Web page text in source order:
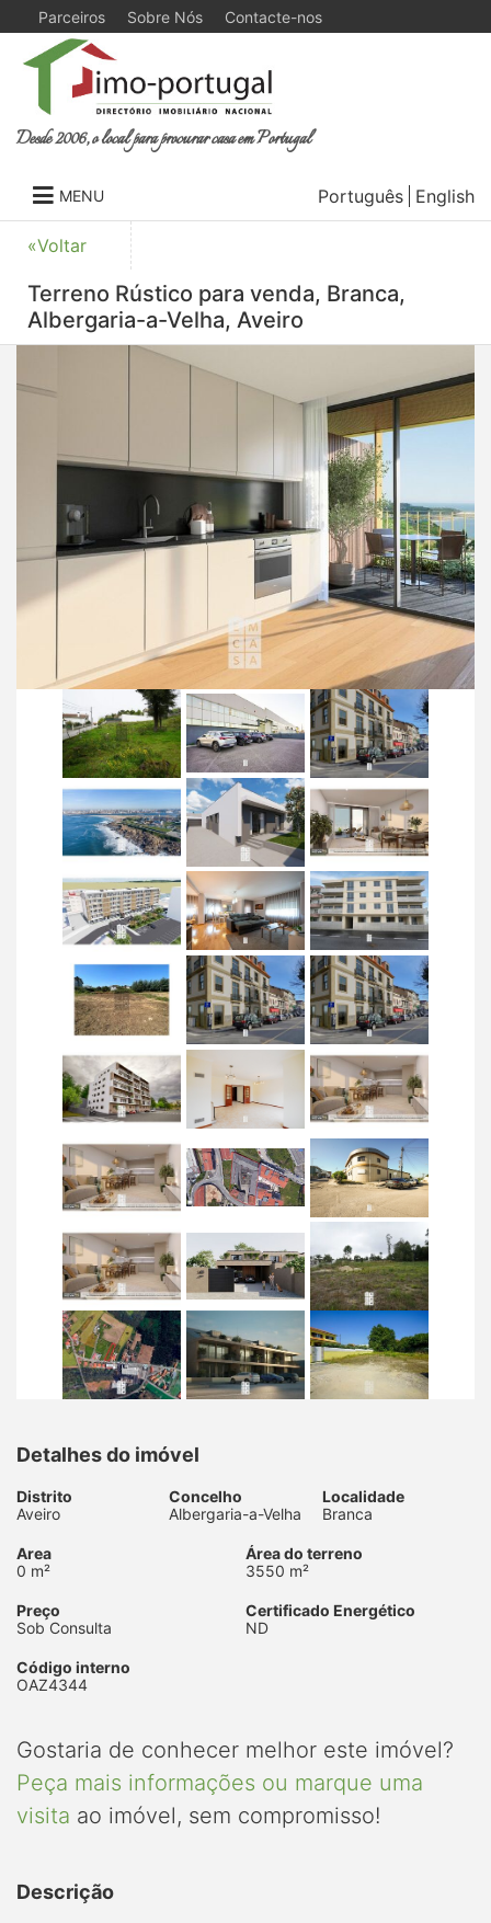
Parceiros Sobre Nós Contacte-nos
Desde 2006, o local para procurar casa em Portugal
MENU Português English
«Voltar
Terreno Rústico para venda, Branca,
Albergaria-a-Velha, Aveiro
Detalhes do imóvel
Distrito
Aveiro
Concelho
Albergaria-a-Velha
Localidade
Branca
Area
0 m²
Área do terreno
3550 m²
Preço
Sob Consulta
Certificado Energético
ND
Código interno
OAZ4344
Gostaria de conhecer melhor este imóvel?
Peça mais informações ou marque uma
visita ao imóvel, sem compromisso!
Descrição